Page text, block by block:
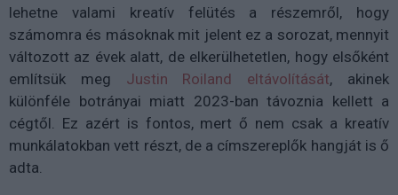
lehetne valami kreatív felütés a részemről, hogy
számomra és másoknak mit jelent ez a sorozat, mennyit
változott az évek alatt, de elkerülhetetlen, hogy elsőként
említsük meg Justin Roiland eltávolítását, akinek
különféle botrányai miatt 2023-ban távoznia kellett a
cégtől. Ez azért is fontos, mert ő nem csak a kreatív
munkálatokban vett részt, de a címszereplők hangját is ő
adta.